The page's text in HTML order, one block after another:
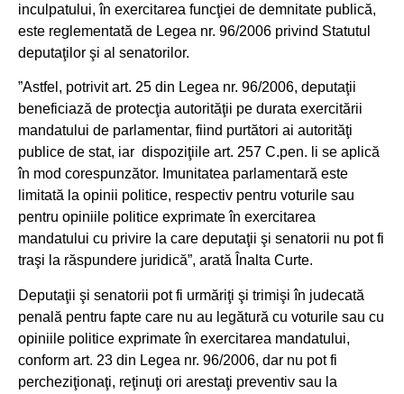
inculpatului, în exercitarea funcţiei de demnitate publică,
este reglementată de Legea nr. 96/2006 privind Statutul
deputaţilor şi al senatorilor.
”Astfel, potrivit art. 25 din Legea nr. 96/2006, deputaţii
beneficiază de protecţia autorităţii pe durata exercitării
mandatului de parlamentar, fiind purtători ai autorităţi
publice de stat, iar dispoziţiile art. 257 C.pen. li se aplică
în mod corespunzător. Imunitatea parlamentară este
limitată la opinii politice, respectiv pentru voturile sau
pentru opiniile politice exprimate în exercitarea
mandatului cu privire la care deputaţii şi senatorii nu pot fi
traşi la răspundere juridică”, arată Înalta Curte.
Deputaţii şi senatorii pot fi urmăriţi şi trimişi în judecată
penală pentru fapte care nu au legătură cu voturile sau cu
opiniile politice exprimate în exercitarea mandatului,
conform art. 23 din Legea nr. 96/2006, dar nu pot fi
percheziţionaţi, reţinuţi ori arestaţi preventiv sau la